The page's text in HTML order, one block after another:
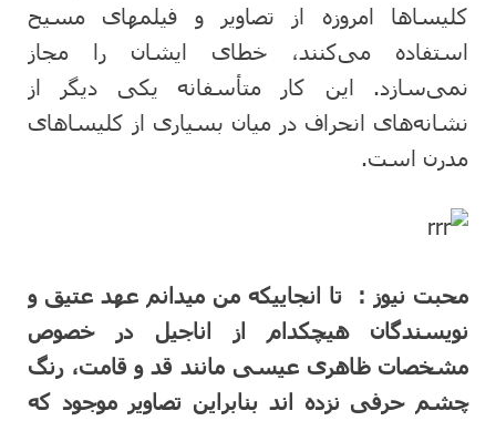
کلیساها امروزه از تصاویر و فیلمهای مسیح
استفاده می‌کنند، خطای ایشان را مجاز
نمی‌سازد. این کار متأسفانه یکی دیگر از
نشانه‌های انحراف در میان بسیاری از کلیساهای
مدرن است.
محبت نیوز :
تا انجاییکه من میدانم عهد عتیق و
نویسندگان هیچکدام از اناجیل در خصوص
مشخصات ظاهری عیسی مانند قد و قامت، رنگ
چشم حرفی نزده اند بنابراین تصاویر موجود که